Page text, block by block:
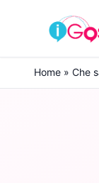
Skip to content
Home » Che